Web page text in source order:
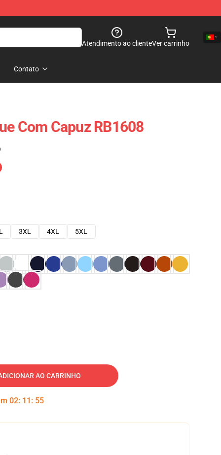
Atendimento ao clienteVer carrinho
Contato
Com Capuz RB1608
3XL 4XL
5XL
AO CARRINHO
02: 11 : 54